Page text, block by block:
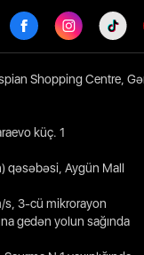
Shopping Centre,
küç. 1
qəsəbəsi, Aygün Mall
s, 3-cü mikrorayon
gedən yolun sağında